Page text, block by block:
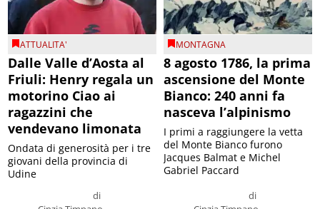
ATTUALITA'
Dalle Valle d’Aosta al
Friuli: Henry regala un
motorino Ciao ai
ragazzini che
vendevano limonata
di
Ondata di generosità per i tre
giovani della provincia di
Udine
MONTAGNA
8 agosto 1786, la prima
ascensione del Monte
Bianco: 240 anni fa
nasceva l’alpinismo
di
I primi a raggiungere la vetta
del Monte Bianco furono
Jacques Balmat e Michel
Gabriel Paccard